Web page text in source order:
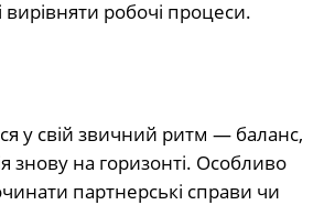
вирівняти робочі процеси.
у свій звичний ритм — баланс,
знову на горизонті. Особливо
партнерські справи чи